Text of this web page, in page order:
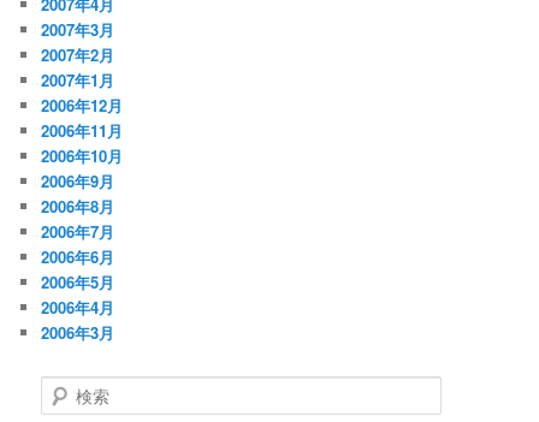
2007年3月
2007年2月
2007年1月
2006年12月
2006年11月
2006年10月
2006年9月
2006年8月
2006年7月
2006年6月
2006年5月
2006年4月
2006年3月
検
索